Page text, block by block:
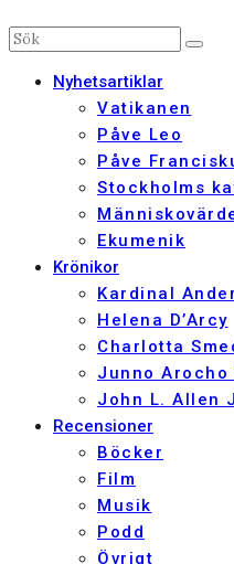
Nyhetsartiklar
Vatikanen
Påve Leo
Påve
Stockholms
Ekumenik
Krönikor
Kardinal
Helena D’Arcy
Charlotta
Junno Arocho
John L. Allen
Recensioner
Böcker
Film
Musik
Podd
Övrigt